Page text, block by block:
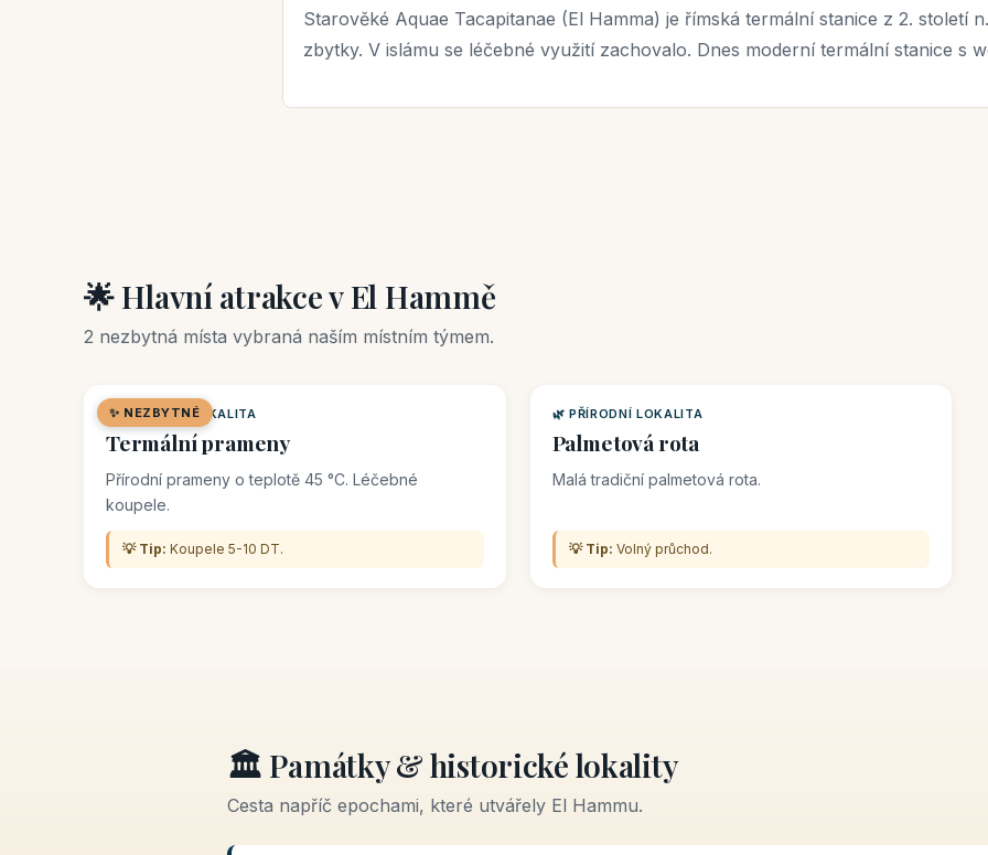
Starověké Aquae Tacapitanae (El Hamma) je římská termální stanice z 2. století
zbytky. V islámu se léčebné využití zachovalo. Dnes moderní termální stanice s
🌟 Hlavní atrakce v El Hammě
2 nezbytná místa vybraná naším místním týmem.
✨ NEZBYTNÉ
🌿 PŘÍRODNÍ LOKALITA
Termální prameny
Přírodní prameny o teplotě 45 °C. Léčebné
koupele.
💡 Tip: Koupele 5-10 DT.
🌿 PŘÍRODNÍ LOKALITA
Palmetová rota
Malá tradiční palmetová rota.
💡 Tip: Volný průchod.
🏛️ Památky & historické lokality
Cesta napříč epochami, které utvářely El Hammu.